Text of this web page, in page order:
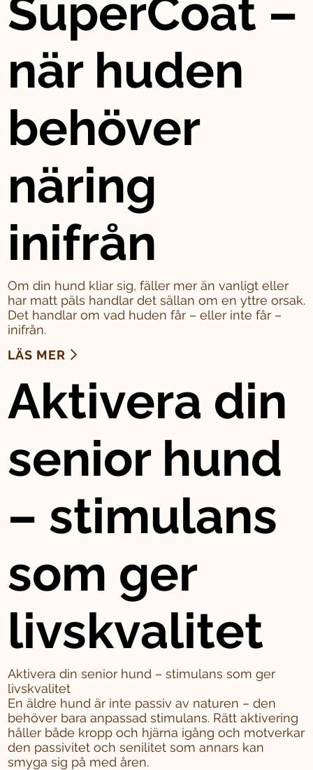
SuperCoat –
när huden
behöver
näring
inifrån
Om din hund kliar sig, fäller mer än vanligt eller
har matt päls handlar det sällan om en yttre orsak.
Det handlar om vad huden får – eller inte får –
inifrån.
LÄS MER
Aktivera din
senior hund
– stimulans
som ger
livskvalitet
Aktivera din senior hund – stimulans som ger
livskvalitet
En äldre hund är inte passiv av naturen – den
behöver bara anpassad stimulans. Rätt aktivering
håller både kropp och hjärna igång och motverkar
den passivitet och senilitet som annars kan
smyga sig på med åren.